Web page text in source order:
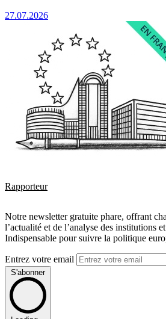
27.07.2026
Rapporteur
Notre newsletter gratuite phare, offrant
l’actualité et de l’analyse des institutions
Indispensable pour suivre la politique
Entrez votre email
S'abonner